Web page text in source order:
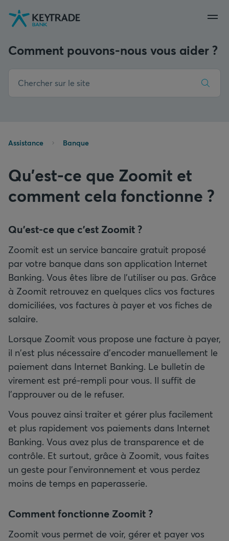
Aller
navigation
Aller
connexion
Aller
au
Comment pouvons-nous vous aider ?
Assistance Banque
Qu'est-ce que Zoomit et
comment cela fonctionne ?
Qu'est-ce que c'est Zoomit ?
Zoomit est un service bancaire gratuit proposé
par votre banque dans son application Internet
Banking. Vous êtes libre de l'utiliser ou pas. Grâce
à Zoomit retrouvez en quelques clics vos factures
domiciliées, vos factures à payer et vos fiches de
salaire.
Lorsque Zoomit vous propose une facture à payer,
il n'est plus nécessaire d'encoder manuellement le
paiement dans Internet Banking. Le bulletin de
virement est pré-rempli pour vous. Il suffit de
l'approuver ou de le refuser.
Vous pouvez ainsi traiter et gérer plus facilement
et plus rapidement vos paiements dans Internet
Banking. Vous avez plus de transparence et de
contrôle. Et surtout, grâce à Zoomit, vous faites
un geste pour l'environnement et vous perdez
moins de temps en paperasserie.
Comment fonctionne Zoomit ?
Zoomit vous permet de voir, gérer et payer vos